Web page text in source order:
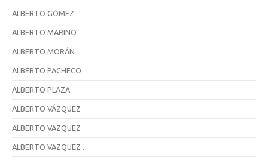
ALBERTO GÓMEZ
ALBERTO MARINO
ALBERTO MORÁN
ALBERTO PACHECO
ALBERTO PLAZA
ALBERTO VÁZQUEZ
ALBERTO VAZQUEZ
ALBERTO VAZQUEZ .